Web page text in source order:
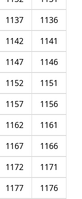
1136
1137
1141
1142
1146
1147
1151
1152
1156
1157
1161
1162
1166
1167
1171
1172
1176
1177